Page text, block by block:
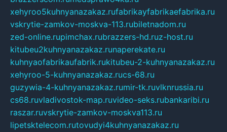
xehyroo5kuhnyanazakaz.rufabrikayfabrikaefabrika.ru
vskrytie-zamkov-moskva-113.rubiletnadom.ru
zed-online.rupimchax.rubrazzers-hd.ruz-host.ru
kitubeu2kuhnyanazakaz.runaperekate.ru
kuhnyaofabrikaufabrik.rukitubeu-2-kuhnyanazakaz.ru
xehyroo-5-kuhnyanazakaz.rucs-68.ru
guzywia-4-kuhnyanazakaz.rumir-tk.ruvlknrussia.ru
cs68.ruvladivostok-map.ruvideo-seks.rubankaribi.ru
raszar.ruvskrytie-zamkov-moskva113.ru
lipetsktelecom.rutovudyi4kuhnyanazakaz.ru